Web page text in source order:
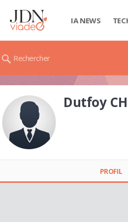
IA NEWS
Rechercher
Dutfoy
PROFIL